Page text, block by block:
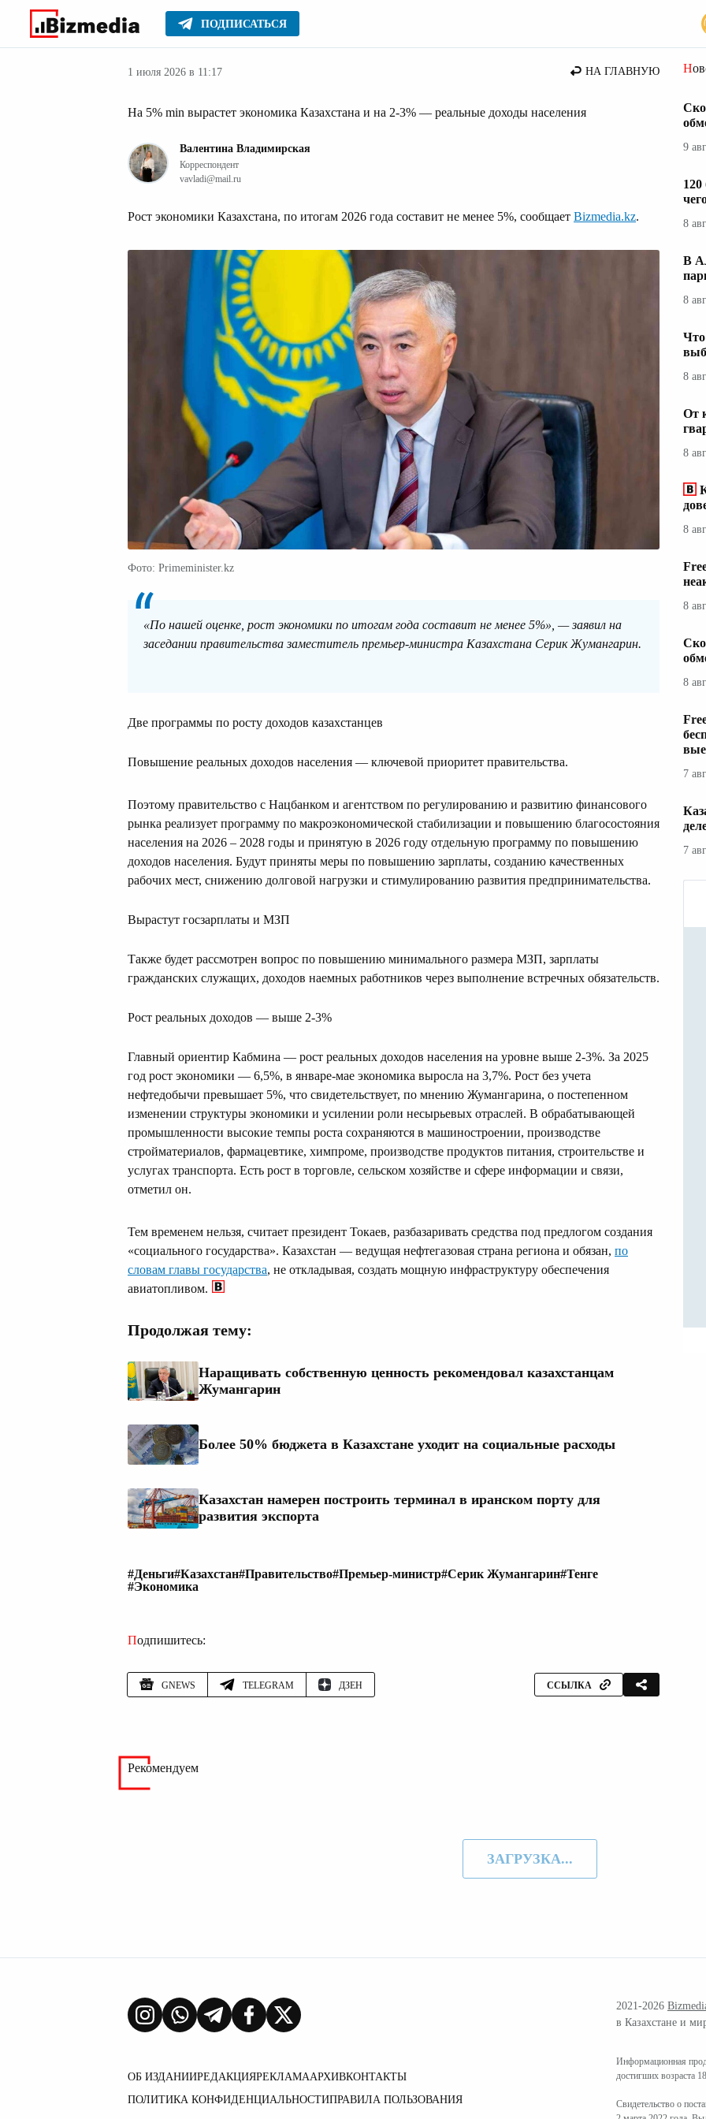
ПОДПИСАТЬСЯ
Главное Новости Новости Казахстана
1 июля 2026 в 11:17 НА ГЛАВНУЮ
На 5% min вырастет экономика Казахстана и на 2-3% — реальные доходы населения
Валентина Владимирская
Корреспондент
vavladi@mail.ru
Рост экономики Казахстана, по итогам 2026 года составит не менее 5%, сообщает Bizmedia.kz.
Фото: Primeminister.kz
«По нашей оценке, рост экономики по итогам года составит не менее 5%», — заявил на
заседании правительства заместитель премьер-министра Казахстана Серик Жумангарин.
Две программы по росту доходов казахстанцев
Повышение реальных доходов населения — ключевой приоритет правительства.
Поэтому правительство с Нацбанком и агентством по регулированию и развитию финансового
рынка реализует программу по макроэкономической стабилизации и повышению благосостояния
населения на 2026 – 2028 годы и принятую в 2026 году отдельную программу по повышению
доходов населения. Будут приняты меры по повышению зарплаты, созданию качественных
рабочих мест, снижению долговой нагрузки и стимулированию развития предпринимательства.
Вырастут госзарплаты и МЗП
Также будет рассмотрен вопрос по повышению минимального размера МЗП, зарплаты
гражданских служащих, доходов наемных работников через выполнение встречных обязательств.
Рост реальных доходов — выше 2-3%
Главный ориентир Кабмина — рост реальных доходов населения на уровне выше 2-3%. За 2025
год рост экономики — 6,5%, в январе-мае экономика выросла на 3,7%. Рост без учета
нефтедобычи превышает 5%, что свидетельствует, по мнению Жумангарина, о постепенном
изменении структуры экономики и усилении роли несырьевых отраслей. В обрабатывающей
промышленности высокие темпы роста сохраняются в машиностроении, производстве
стройматериалов, фармацевтике, химпроме, производстве продуктов питания, строительстве и
услугах транспорта. Есть рост в торговле, сельском хозяйстве и сфере информации и связи,
отметил он.
Тем временем нельзя, считает президент Токаев, разбазаривать средства под предлогом создания
«социального государства». Казахстан — ведущая нефтегазовая страна региона и обязан, по
словам главы государства, не откладывая, создать мощную инфраструктуру обеспечения
авиатопливом.
Продолжая тему:
Наращивать собственную ценность рекомендовал казахстанцам
Жумангарин
Более 50% бюджета в Казахстане уходит на социальные расходы
Казахстан намерен построить терминал в иранском порту для
развития экспорта
#Деньги#Казахстан#Правительство#Премьер-министр#Серик Жумангарин#Тенге
#Экономика
Подпишитесь:
GNEWS TELEGRAM ДЗЕН ССЫЛКА
9
8
В
8
8
От
8
8
8
8
7
7
Рекомендуем
ЗАГРУЗКА...
ОБ ИЗДАНИИРЕДАКЦИЯРЕКЛАМААРХИВКОНТАКТЫ
ПОЛИТИКА КОНФИДЕНЦИАЛЬНОСТИПРАВИЛА ПОЛЬЗОВАНИЯ
2021-2026
в Казахстане и
Информационная
достигших возраста
Свидетельство о